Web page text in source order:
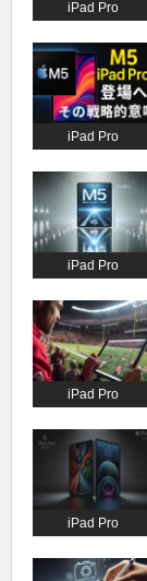
iPad Pro
iPad Pro
iPad Pro
iPad Pro
iPad Pro